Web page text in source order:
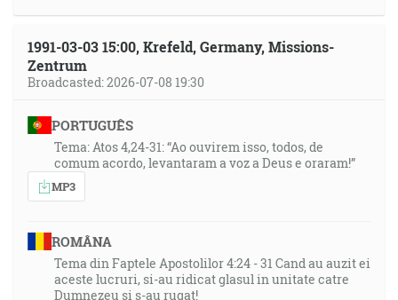
1991-03-03 15:00, Krefeld, Germany, Missions-
Zentrum
Broadcasted: 2026-07-08 19:30
PORTUGUÊS
Tema: Atos 4,24-31: “Ao ouvirem isso, todos, de
comum acordo, levantaram a voz a Deus e oraram!”
MP3
ROMÂNA
Tema din Faptele Apostolilor 4:24 - 31 Cand au auzit ei
aceste lucruri, si-au ridicat glasul in unitate catre
Dumnezeu si s-au rugat!